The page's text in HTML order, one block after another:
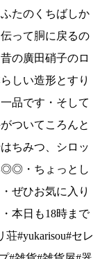
ひお気に入り
・・本日も18
#ユーカリ荘
フスタイルシ
硝子#器#キッ
ラス#大正#昭
ビー#ギフト#
山陰旅行#松
たのくちばしか
って胴に戻るの
の廣田硝子のロ
しい造形とすり
品です・そして
ついてころんと
ちみつ、シロッ
◎◎・ちょっとし
ぜひお気に入り
本日も18時まで
#yukarisou#セレ